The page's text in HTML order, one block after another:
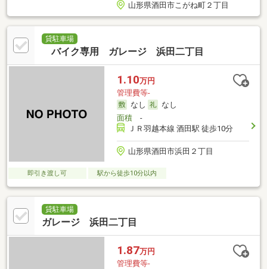
山形県酒田市こがね町２丁目
貸駐車場
バイク専用 ガレージ 浜田二丁目
1.10万円
管理費等-
なし
なし
面積-
ＪＲ羽越本線 酒田駅 徒歩10分
山形県酒田市浜田２丁目
即引き渡し可 駅から徒歩10分以内
貸駐車場
ガレージ 浜田二丁目
1.87万円
管理費等-